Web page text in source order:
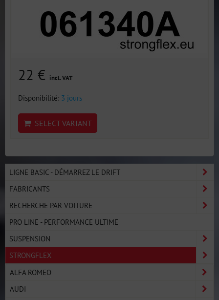
22 € incl. VAT
Disponibilité: 3 jours
SELECT VARIANT
LIGNE BASIC - DÉMARREZ LE DRIFT
FABRICANTS
RECHERCHE PAR VOITURE
PRO LINE - PERFORMANCE ULTIME
SUSPENSION
STRONGFLEX
ALFA ROMEO
AUDI